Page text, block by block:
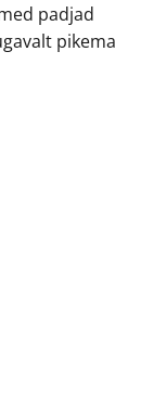
padjad
pikema